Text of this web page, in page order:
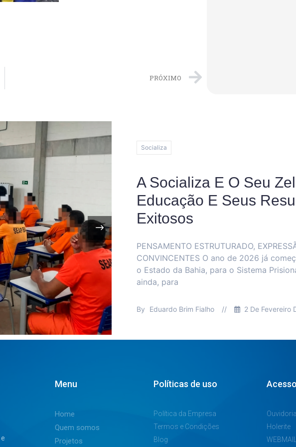
PRÓXIMO
Reeducandos De
Ovos De Páscoa Para
Internos do Conjunto Penal de Itabuna
de abril, de uma oficina de produção de
parte do projeto “Confecção de Ovos
Menu
Home
Quem somos
Projetos
Políticas de uso
Política da Empresa
Termos e Condições
Blog
Ouvidoria
Holerite
WEBMAIL